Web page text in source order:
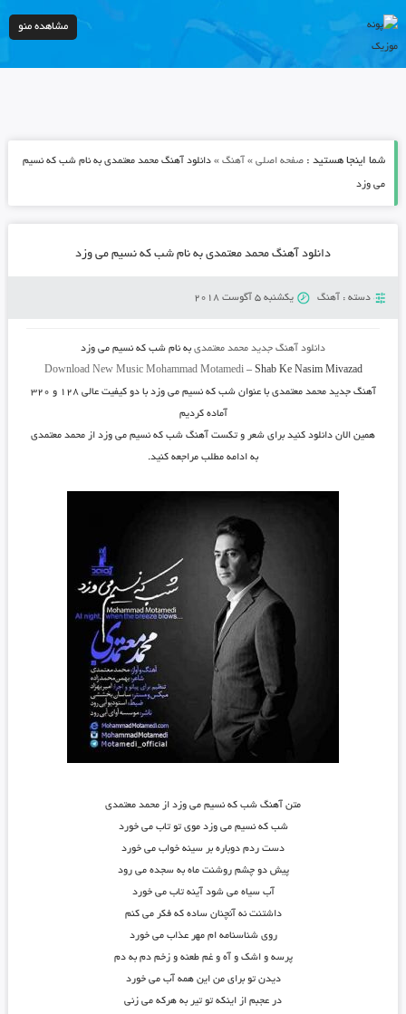
مشاهده منو
شما اینجا هستید : صفحه اصلی» آهنگ» دانلود آهنگ محمد معتمدی به نام شب که نسیم
می وزد
دانلود آهنگ محمد معتمدی به نام شب که نسیم می وزد
دسته : آهنگ یکشنبه 5 آگوست 2018
دانلود آهنگ جدید محمد معتمدیبه نام شب که نسیم می وزد
Download New Music Mohammad Motamedi– Shab Ke Nasim Mivazad
آهنگ جدیدمحمد معتمدی با عنوانشب که نسیم می وزد
با دو کیفیت عالی ۱۲۸ و ۳۲۰
آماده کردیم
همین الان دانلود کنید برای شعر و تکست آهنگ شب که نسیم می وزد از محمد معتمدی
به ادامه مطلب مراجعه کنید.
متن آهنگ شب که نسیم می وزد از محمد معتمدی
شب که نسیم می وزد موی تو تاب می خورد
دست ردم دوباره بر سینه خواب می خورد
پیش دو چشم روشنت ماه به سجده می رود
آب سیاه می شود آینه تاب می خورد
داشتنت نه آنچنان ساده که فکر می کنم
روی شناسنامه ام مهر عذاب می خورد
پرسه و اشک و آه و غم طعنه و زخم دم به دم
دیدن تو برای من این همه آب می خورد
در عجبم از اینکه تو تیر به هرکه می زنی